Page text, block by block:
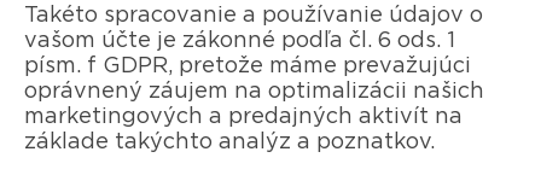
Takéto spracovanie a používanie údajov o
vašom účte je zákonné podľa čl. 6 ods. 1
písm. f GDPR, pretože máme prevažujúci
oprávnený záujem na optimalizácii našich
marketingových a predajných aktivít na
základe takýchto analýz a poznatkov.